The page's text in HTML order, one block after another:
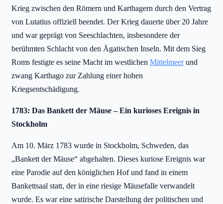
Krieg zwischen den Römern und Karthagern durch den Vertrag
von Lutatius offiziell beendet. Der Krieg dauerte über 20 Jahre
und war geprägt von Seeschlachten, insbesondere der
berühmten Schlacht von den Ägatischen Inseln. Mit dem Sieg
Roms festigte es seine Macht im westlichen Mittelmeerund
zwang Karthago zur Zahlung einer hohen
Kriegsentschädigung.
1783: Das Bankett der Mäuse – Ein kurioses Ereignis in
Stockholm
Am 10. März 1783 wurde in Stockholm, Schweden, das
„Bankett der Mäuse“ abgehalten. Dieses kuriose Ereignis war
eine Parodie auf den königlichen Hof und fand in einem
Bankettsaal statt, der in eine riesige Mäusefalle verwandelt
wurde. Es war eine satirische Darstellung der politischen und